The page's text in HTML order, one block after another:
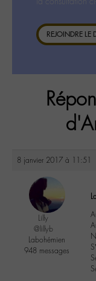
REJOINDRE LE
8 janvier 2017 à 11:51
Lilly
@lillyb
Labohémien
948 messages